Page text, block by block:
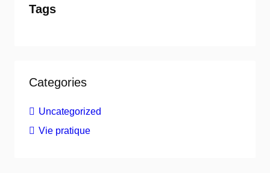
Tags
Categories
Uncategorized
Vie pratique